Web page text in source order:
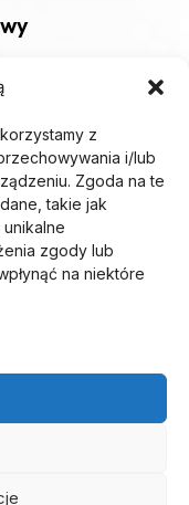
z
i/lub
Zgoda na te
takie jak
zgody lub
na niektóre